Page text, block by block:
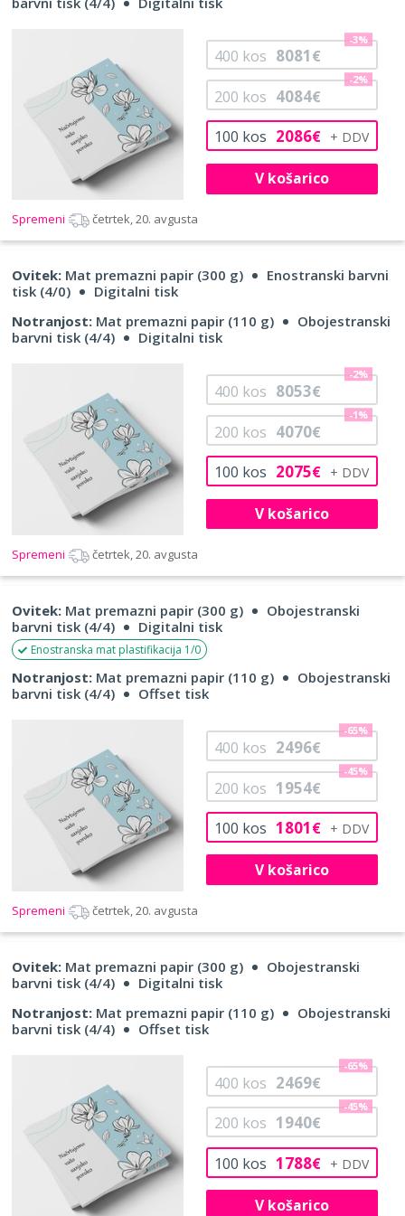
100 kos 2086€
200 kos 4084€
-2%
400 kos 8081€
-3%
V košarico
Spremeni četrtek, 20. avgusta
Ovitek: Mat premazni papir (300 g)
Enostranski barvni
tisk (4/0)
Digitalni tisk
Notranjost: Mat premazni papir (110 g)
Obojestranski
barvni tisk (4/4)
Digitalni tisk
100 kos 2075€
200 kos 4070€
-1%
400 kos 8053€
-2%
V košarico
Spremeni četrtek, 20. avgusta
Ovitek: Mat premazni papir (300 g)
Obojestranski
barvni tisk (4/4)
Digitalni tisk
Enostranska mat plastifikacija 1/0
Notranjost: Mat premazni papir (110 g)
Obojestranski
barvni tisk (4/4)
Offset tisk
100 kos 1801€
200 kos 1954€
-45%
400 kos 2496€
-65%
V košarico
Spremeni četrtek, 20. avgusta
Ovitek: Mat premazni papir (300 g)
Obojestranski
barvni tisk (4/4)
Digitalni tisk
Notranjost: Mat premazni papir (110 g)
Obojestranski
barvni tisk (4/4)
Offset tisk
100 kos 1788€
200 kos 1940€
-45%
400 kos 2469€
-65%
V košarico